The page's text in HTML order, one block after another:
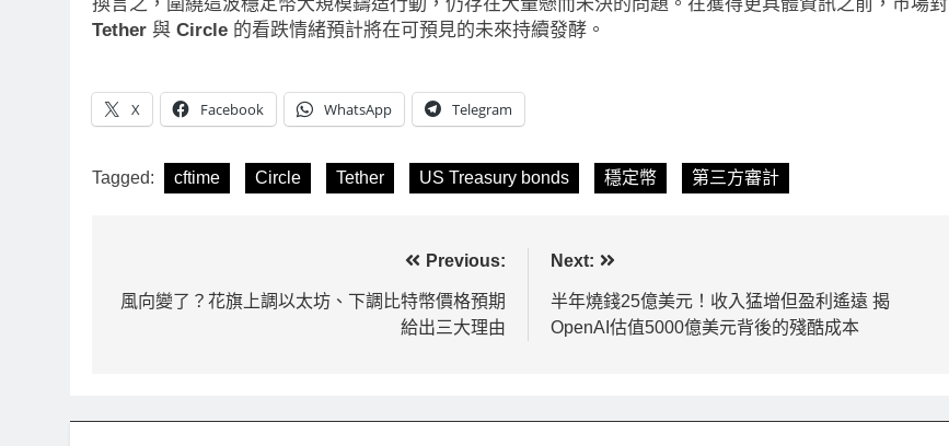
Tether 與 Circle 的看跌情緒預計將在可預見的未來持續發酵。
X Facebook WhatsApp Telegram
Tagged: cftime Circle Tether US Treasury bonds 穩定幣 第三方審計
章
Previous:
風向變了？花旗上調以太坊、下調比特幣價格預期
給出三大理由
Next:
半年燒錢25億美元！收入猛增但盈利遙遠 揭
OpenAI估值5000億美元背後的殘酷成本